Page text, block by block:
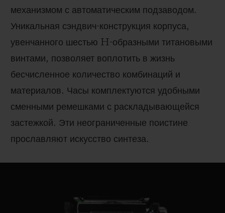
механизмом с автоматическим подзаводом.
Уникальная сэндвич-конструкция корпуса,
увенчанного шестью H-образными титановыми
винтами, позволяет воплотить в жизнь
бесчисленное количество комбинаций и
материалов. Часы комплектуются удобными
сменными ремешками с раскладывающейся
застежкой. Эти неограниченные поистине
прославляют искусство синтеза.